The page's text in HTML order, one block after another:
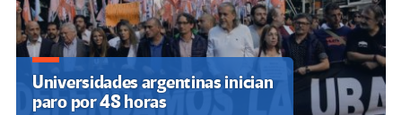
Universidades argentinas inician
paro por 48 horas